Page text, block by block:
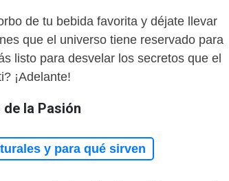
de tu bebida favorita y déjate llevar
que el universo tiene reservado para
listo para desvelar los secretos que el
¡Adelante!
la Pasión
y para qué sirven